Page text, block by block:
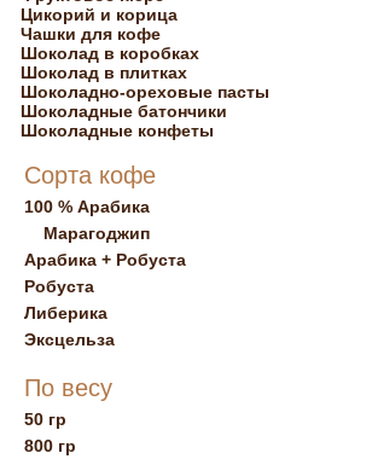
Цикорий и корица
Чашки для кофе
Шоколад в коробках
Шоколад в плитках
Шоколадно-ореховые пасты
Шоколадные батончики
Шоколадные конфеты
Сорта кофе
100 % Арабика
Марагоджип
Арабика + Робуста
Робуста
Либерика
Эксцельза
По весу
50 гр
800 гр